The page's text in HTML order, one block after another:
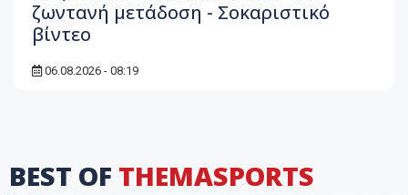
ζωντανή μετάδοση - Σοκαριστικό
βίντεο
06.08.2026 - 08:19
BEST OF THEMASPORTS